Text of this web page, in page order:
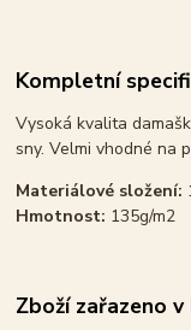
Kompletní
Vysoká kvalita
sny. Velmi vhodné na
Materiálové složení:
Hmotnost: 135g/m2
Zboží zařazeno